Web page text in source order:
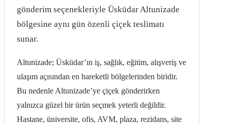
gönderim seçenekleriyle Üsküdar Altunizade
bölgesine aynı gün özenli çiçek teslimatı
sunar.
Altunizade; Üsküdar’ın iş, sağlık, eğitim, alışveriş ve
ulaşım açısından en hareketli bölgelerinden biridir.
Bu nedenle Altunizade’ye çiçek gönderirken
yalnızca güzel bir ürün seçmek yeterli değildir.
Hastane, üniversite, ofis, AVM, plaza, rezidans, site